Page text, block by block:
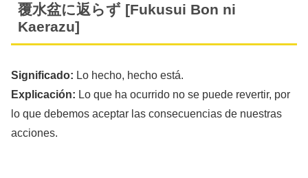
覆水盆に返らず [Fukusui Bon ni
Kaerazu]
Significado: Lo hecho, hecho está.
Explicación: Lo que ha ocurrido no se puede revertir, por
lo que debemos aceptar las consecuencias de nuestras
acciones.